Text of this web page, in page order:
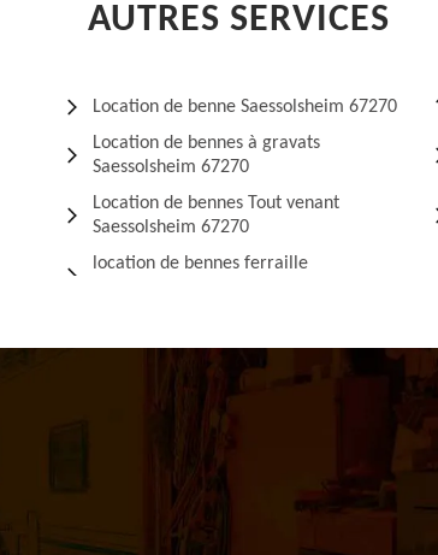
AUTRES SERVICES
Location de benne Saessolsheim 67270
Location de bennes à gravats
Saessolsheim 67270
Location de bennes Tout venant
Saessolsheim 67270
location de bennes ferraille